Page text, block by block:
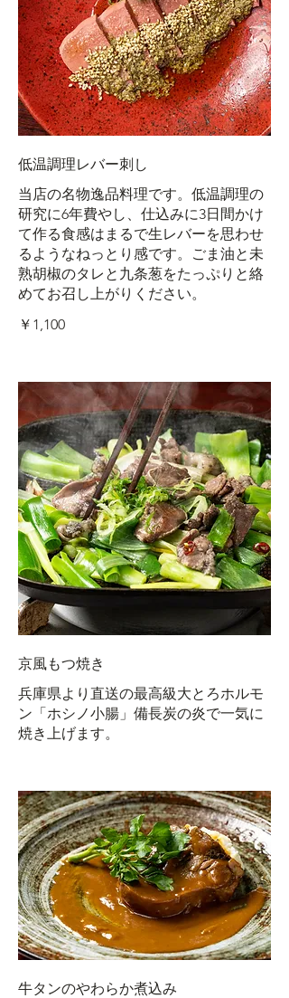
低温調理レバー刺し
当店の名物逸品料理です。低温調理の
研究に6年費やし、仕込みに3日間かけ
て作る食感はまるで生レバーを思わせ
るようなねっとり感です。ごま油と未
熟胡椒のタレと九条葱をたっぷりと絡
めてお召し上がりください。
￥1,100
京風もつ焼き
兵庫県より直送の最高級大とろホルモ
ン「ホシノ小腸」備長炭の炎で一気に
焼き上げます。
牛タンのやわらか煮込み